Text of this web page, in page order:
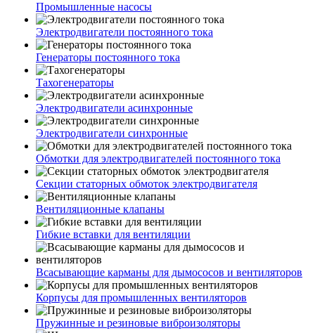
Промышленные насосы
Электродвигатели постоянного тока
Генераторы постоянного тока
Тахогенераторы
Электродвигатели асинхронные
Электродвигатели синхронные
Обмотки для электродвигателей постоянного тока
Секции статорных обмоток электродвигателя
Вентиляционные клапаны
Гибкие вставки для вентиляции
Всасывающие карманы для дымососов и вентиляторов
Корпусы для промышленных вентиляторов
Пружинные и резиновые виброизоляторы